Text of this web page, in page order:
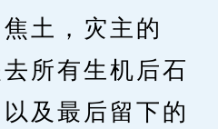
土，灾主的
所有生机后石
及最后留下的